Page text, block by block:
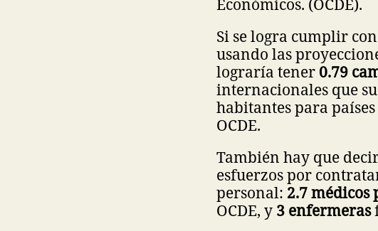
Económicos. (OCDE).
Si se logra cumplir
usando las
lograría tener 0.79
internacionales que
habitantes para
OCDE.
También hay que
esfuerzos por
personal: 2.7
OCDE, y 3 enfermeras